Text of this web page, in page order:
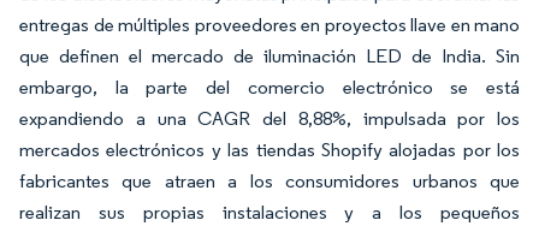
entregas de múltiples proveedores en proyectos llave en mano
que definen el mercado de iluminación LED de India. Sin
embargo, la parte del comercio electrónico se está
expandiendo a una CAGR del 8,88%, impulsada por los
mercados electrónicos y las tiendas Shopify alojadas por los
fabricantes que atraen a los consumidores urbanos que
realizan sus propias instalaciones y a los pequeños